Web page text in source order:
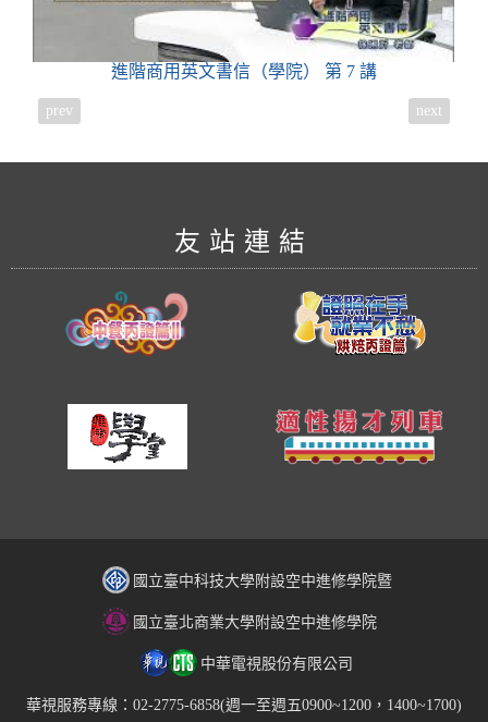
進階商用英文書信（學院） 第 7 講
prev next
友站連結
國立臺中科技大學附設空中進修學院暨
國立臺北商業大學附設空中進修學院
中華電視股份有限公司
華視服務專線：02-2775-6858(週一至週五0900~1200，1400~1700)